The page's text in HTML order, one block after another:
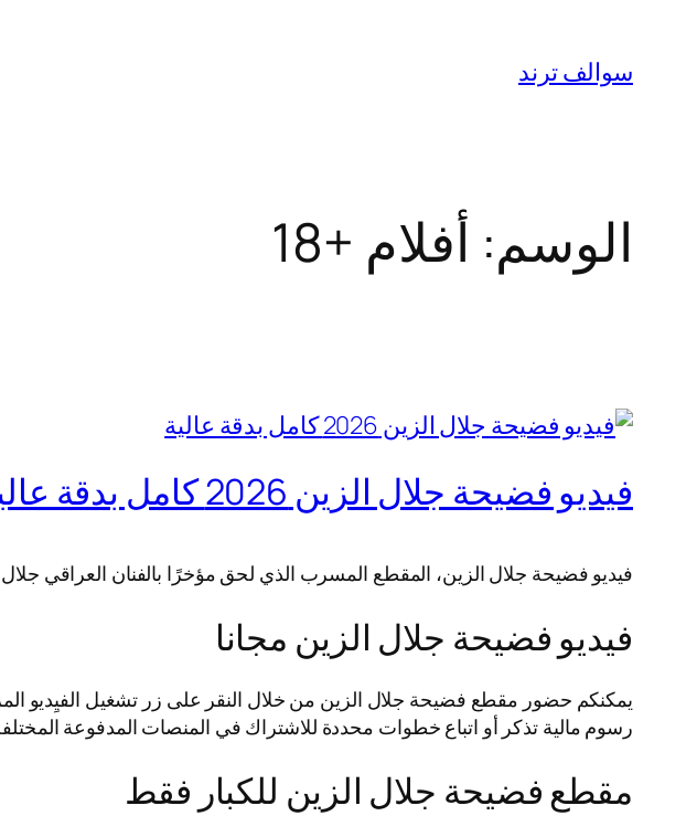
المحتوى
سوالف ترند
الوسم: أفلام +18
فيديو فضيحة جلال الزين 2026 كامل بدقة عالية
فيديو فضيحة جلال الزين، المقطع المسرب الذي لحق مؤخرًا بالفنان العراقي
فيديو فضيحة جلال الزين مجانا
يمكنكم حضور مقطع فضيحة جلال الزين من خلال النقر على زر تشغيل الفيِديو
رسوم مالية تذكر أو اتباع خطوات محددة للاشتراك في المنصات المدفوعة
مقطع فضيحة جلال الزين للكبار فقط